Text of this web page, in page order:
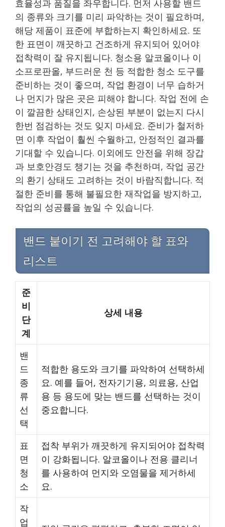
효율성과 품질을 좌우합니다. 먼저 사용할 밴드
의 종류와 크기를 미리 파악하는 것이 필요하며,
해당 제품이 표준에 부합하는지 확인하세요. 또
한 표면이 깨끗하고 건조하게 유지되어 있어야
접착력이 잘 유지됩니다. 청소용 알코올이나 이
소프로판올, 부드러운 천 등 적합한 청소 도구를
준비하는 것이 좋으며, 작업 환경이 너무 습하거
나 먼지가 많은 곳은 피해야 합니다. 작업 전에 손
이 깔끔한 상태인지, 손상된 부분이 없는지 다시
한번 점검하는 것도 잊지 마세요. 준비가 철저하
면 이후 작업이 훨씬 수월하고, 안정적인 결과를
기대할 수 있습니다. 이외에도 안전을 위해 장갑
과 보호안경도 챙기는 것을 추천하며, 작업 공간
의 환기 상태도 고려하는 것이 바람직합니다. 적
절한 준비를 통해 불필요한 재작업을 방지하고,
작업의 성공률을 높일 수 있습니다.
밴드 붙이기 전 고려해야 할 표와
리스트
준
비
단
계
상세 내용
밴
드
종
류
선
택
적합한 용도와 크기를 파악하여 선택하세
요. 예를 들어, 전자기기용, 의료용, 산업
용 등 용도에 맞는 밴드를 선택하는 것이
중요합니다.
표
면
청
소
접착 부위가 깨끗하게 유지되어야 접착력
이 강화됩니다. 알코올이나 전용 클리너
를 사용하여 먼지와 오염물을 제거하세
요.
작
업